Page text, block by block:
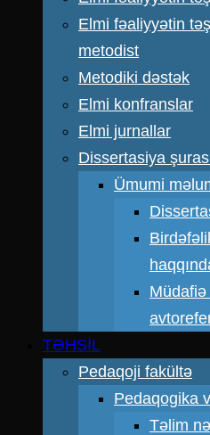
Elmi fəaliyyətin
metodist
Metodiki dəstək
Elmi konfranslar
Elmi jurnallar
Dissertasiya
Ümumi
Müdafiə
TƏHSİL
Pedaqoji fakültə
Pedaqogika
Təlim